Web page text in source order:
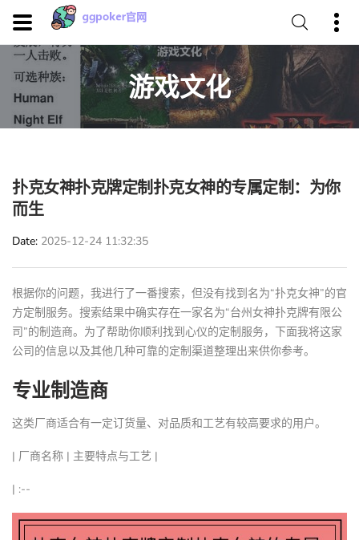
游戏文化
扑克女神扑克牌定制扑克女神的专属定制：为你
而生
Date 2025-12-24 11:32:35
根据你的问题，我进行了一番搜索，但没有找到名为“扑克女神”的官
方定制服务。搜索结果中确实存在一家名为“台州女神扑克牌有限公
司”的制造商。为了帮助你顺利找到心仪的定制服务，下面我将这家
公司的信息以及其他几种可靠的定制渠道整理出来供你参考。
专业制造商
这类厂商适合有一定订货量、对品质和工艺有较高要求的用户。
| 厂商名称 | 主要特点与工艺 |
| :--